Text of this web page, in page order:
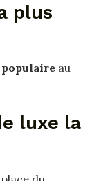
plus
populaire au
luxe la